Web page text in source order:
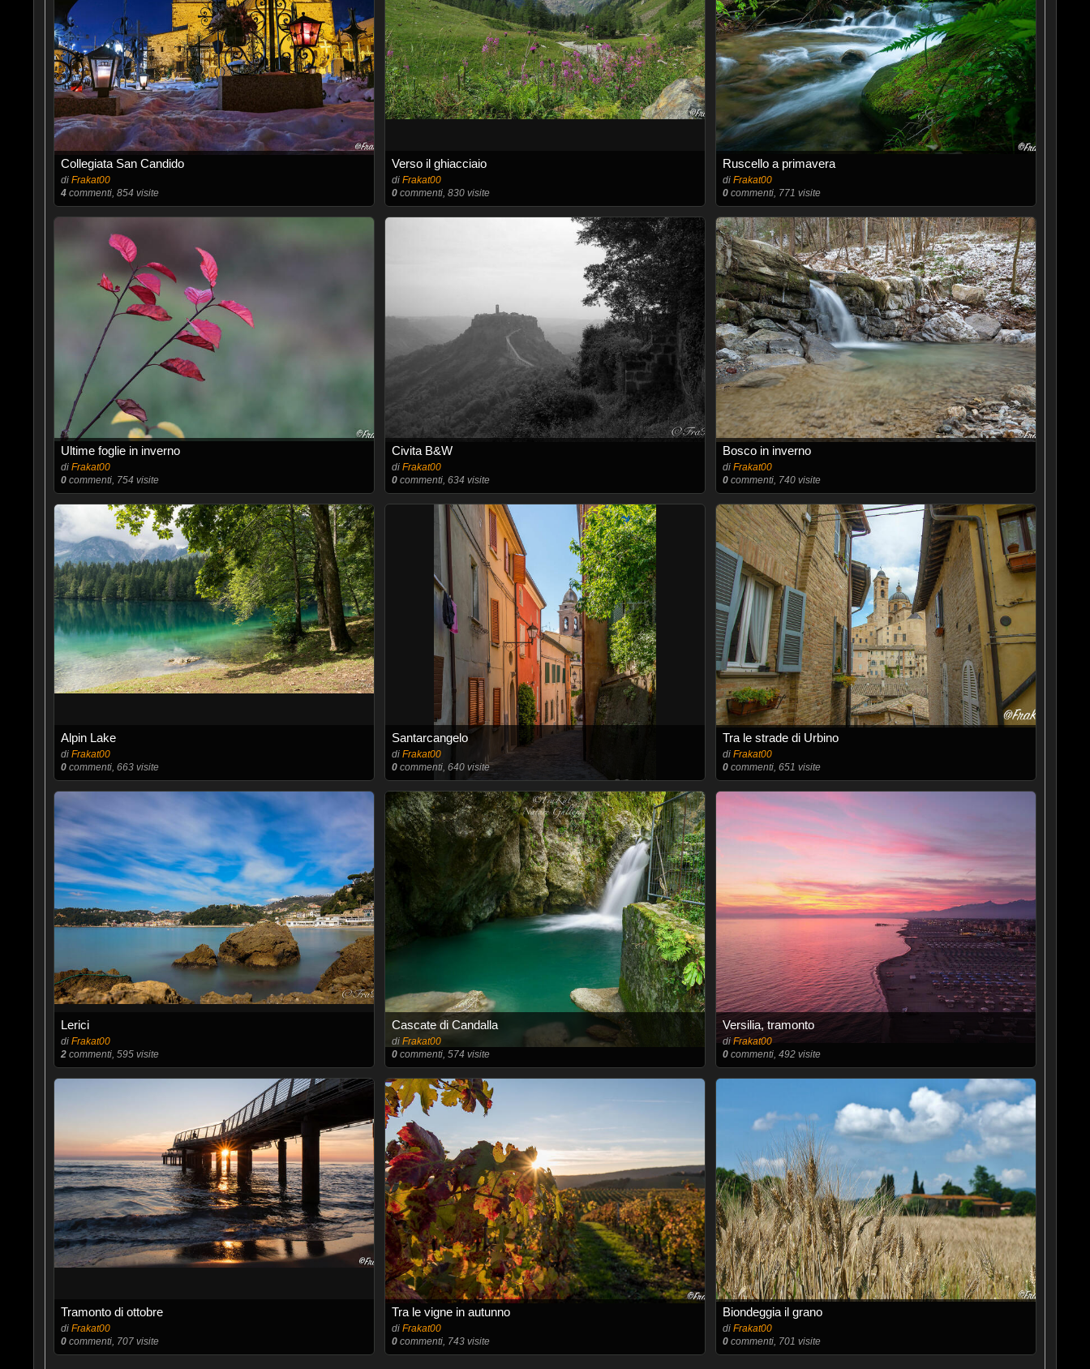
Collegiata San Candido
di Frakat00
4commenti, 854 visite
Verso il ghiacciaio
di Frakat00
0commenti, 830 visite
Ruscello a primavera
diFrakat00
0 commenti, 771 visite
Ultime foglie in inverno
di Frakat00
0commenti, 754 visite
Civita B&W
di Frakat00
0commenti, 634 visite
Bosco in inverno
diFrakat00
0 commenti, 740 visite
Alpin Lake
di Frakat00
0commenti, 663 visite
Santarcangelo
di Frakat00
0commenti, 640 visite
Tra le strade di Urbino
diFrakat00
0 commenti, 651 visite
Lerici
di Frakat00
2commenti, 595 visite
Cascate di Candalla
di Frakat00
0commenti, 574 visite
Versilia, tramonto
diFrakat00
0 commenti, 492 visite
Tramonto di ottobre
di Frakat00
0commenti, 707 visite
Tra le vigne in autunno
di Frakat00
0commenti, 743 visite
Biondeggia il grano
diFrakat00
0 commenti, 701 visite